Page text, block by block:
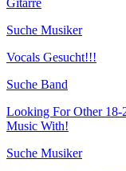
Gitarre
Suche Musiker
Vocals Gesucht!!!
Suche Band
Looking For Other 18-
Music With!
Suche Musiker